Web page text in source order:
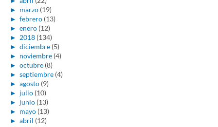
► marzo (19)
► febrero (13)
► enero (12)
► 2018 (134)
► diciembre (5)
► noviembre (4)
► octubre (8)
► septiembre (4)
► agosto (9)
► julio (10)
► junio (13)
► mayo (13)
► abril (12)